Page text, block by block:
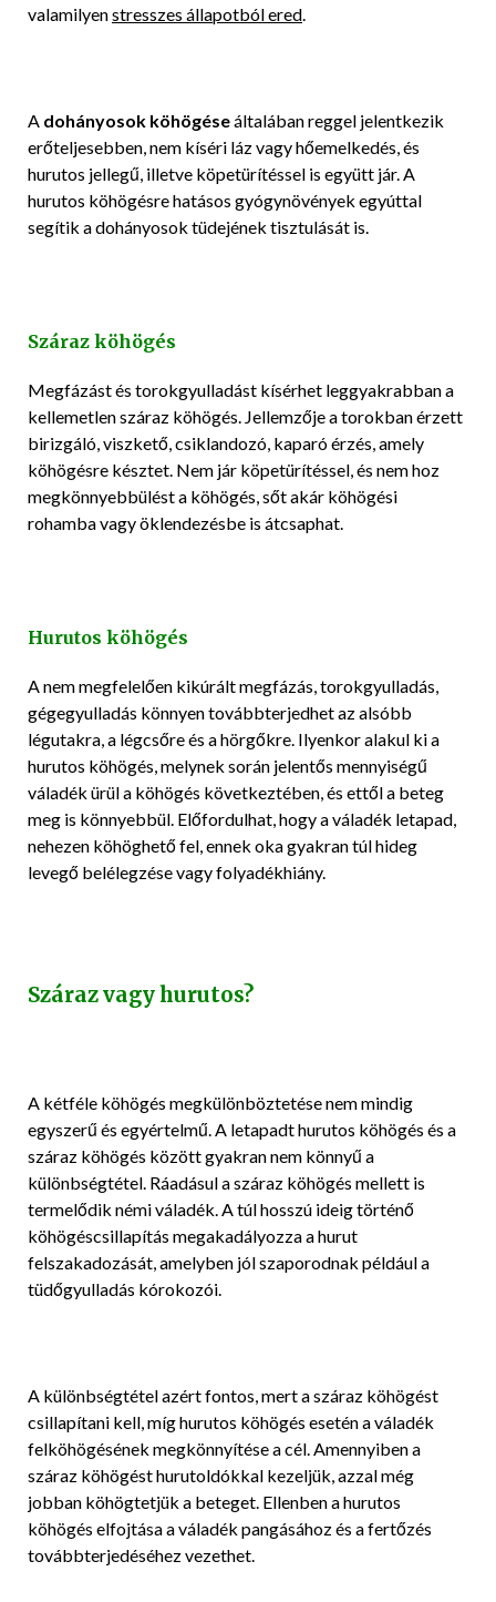
valamilyenstresszes állapotból ered.
A dohányosok köhögéseáltalában reggel jelentkezik
erőteljesebben, nem kíséri láz vagy hőemelkedés, és
hurutos jellegű, illetve köpetürítéssel is együtt jár. A
hurutos köhögésre hatásos gyógynövények egyúttal
segítik a dohányosok tüdejének tisztulását is.
Száraz köhögés
Megfázást és torokgyulladást kísérhet leggyakrabban a
kellemetlen száraz köhögés. Jellemzője a torokban érzett
birizgáló, viszkető, csiklandozó, kaparó érzés, amely
köhögésre késztet. Nem jár köpetürítéssel, és nem hoz
megkönnyebbülést a köhögés, sőt akár köhögési
rohamba vagy öklendezésbe is átcsaphat.
Hurutos köhögés
A nem megfelelően kikúrált megfázás, torokgyulladás,
gégegyulladás könnyen továbbterjedhet az alsóbb
légutakra, a légcsőre és a hörgőkre. Ilyenkor alakul ki a
hurutos köhögés, melynek során jelentős mennyiségű
váladék ürül a köhögés következtében, és ettől a beteg
meg is könnyebbül. Előfordulhat, hogy a váladék letapad,
nehezen köhöghető fel, ennek oka gyakran túl hideg
levegő belélegzése vagy folyadékhiány.
Száraz vagy hurutos?
A kétféle köhögés megkülönböztetése nem mindig
egyszerű és egyértelmű. A letapadt hurutos köhögés és a
száraz köhögés között gyakran nem könnyű a
különbségtétel. Ráadásul a száraz köhögés mellett is
termelődik némi váladék. A túl hosszú ideig történő
köhögéscsillapítás megakadályozza a hurut
felszakadozását, amelyben jól szaporodnak például a
tüdőgyulladás kórokozói.
A különbségtétel azért fontos, mert a száraz köhögést
csillapítani kell, míg hurutos köhögés esetén a váladék
felköhögésének megkönnyítése a cél. Amennyiben a
száraz köhögést hurutoldókkal kezeljük, azzal még
jobban köhögtetjük a beteget. Ellenben a hurutos
köhögés elfojtása a váladék pangásához és a fertőzés
továbbterjedéséhez vezethet.